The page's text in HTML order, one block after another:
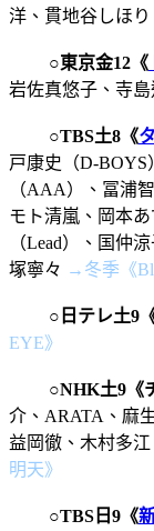
洋、貫地谷しほり
○東京金12 《
岩佐真悠子、寺島
○TBS土8《
戸康史（D-
（AAA）、冨浦
モト清嵐、岡本
（Lead）、国仲
塚寧々 →冬季《
○ 日テレ土9
EYE》
○NHK土9《
介、ARATA 、麻
益岡徹、木村多江
明天》
○TBS日9《